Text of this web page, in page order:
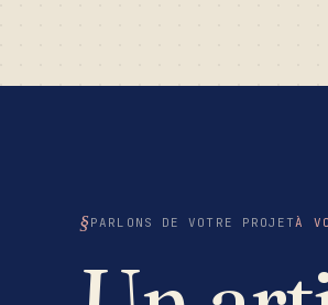
PARLONS DE VOTRE PROJETÀ